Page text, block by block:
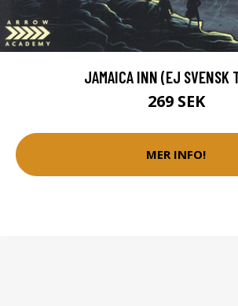
JAMAICA INN (EJ SVENSK
269 SEK
MER INFO!